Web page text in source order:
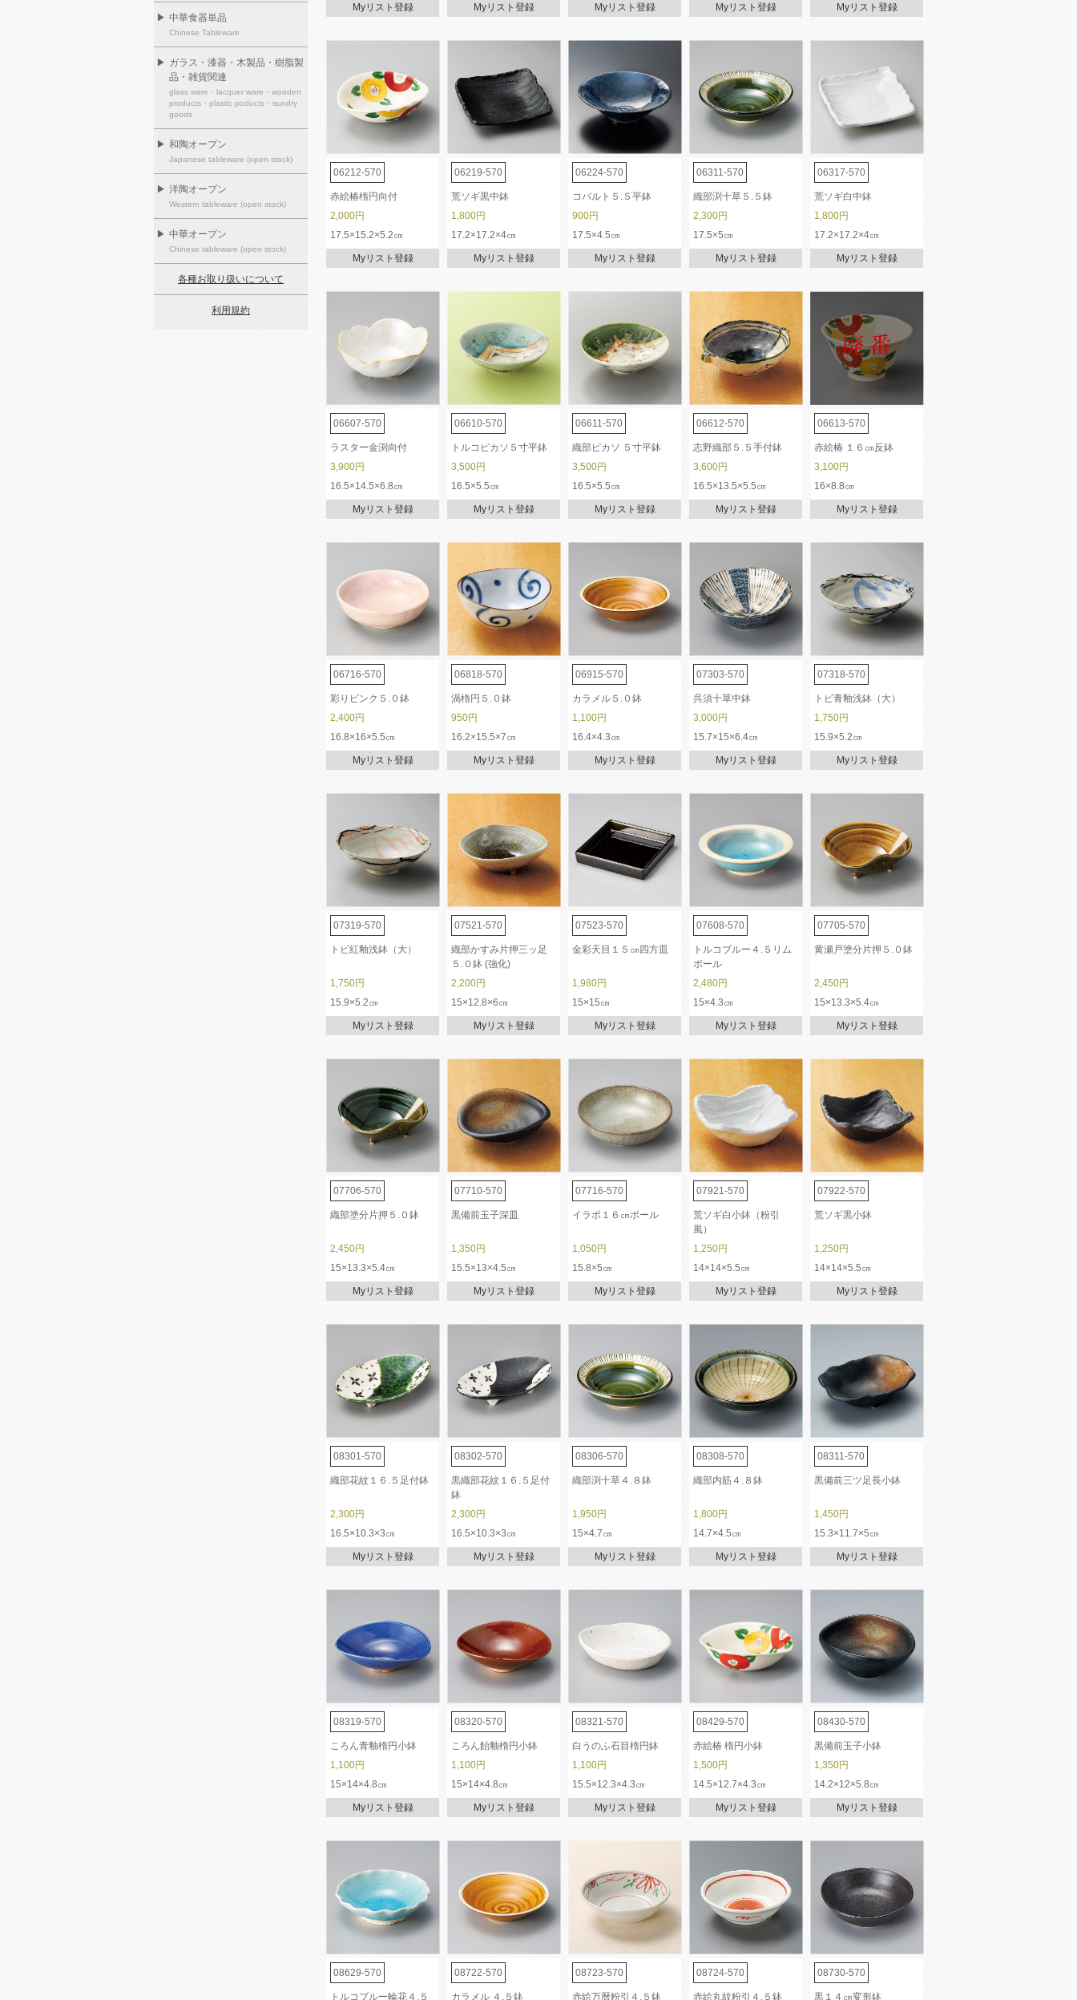
▶ 中華食器単品
Chinese Tableware
▶ ガラス・漆器・木製品・樹脂製
品・雑貨関連
glass ware・lacquer ware・wooden
products・plastic poducts・sundry
goods
▶ 和陶オープン
Japanese tableware (open stock)
▶ 洋陶オープン
Western tableware (open stock)
▶ 中華オープン
Chinese tableware (open stock)
各種お取り扱いについて
利用規約
Myリスト登録 Myリスト登録 Myリスト登録 Myリスト登録 Myリスト登録
06212-570 06219-570 06224-570 06311-570 06317-570
赤絵椿楕円向付 荒ソギ黒中鉢 コバルト５.５平鉢 織部渕十草５.５鉢
荒ソギ白中鉢
2,000円
1,800円 900円 2,300円
1,800円
17.5×15.2×5.2㎝
17.2×17.2×4㎝ 17.5×4.5㎝ 17.5×5㎝ 17.2×17.2×4㎝
Myリスト登録 Myリスト登録 Myリスト登録 Myリスト登録 Myリスト登録
06607-570 06610-570 06611-570 06612-570 06613-570
ラスター金渕向付 トルコピカソ５寸平鉢 織部ピカソ ５寸平鉢 志野織部５.５手付鉢
赤絵椿 １６㎝反鉢
3,900円
3,500円 3,500円 3,600円
3,100円
16.5×14.5×6.8㎝
16.5×5.5㎝ 16.5×5.5㎝ 16.5×13.5×5.5㎝ 16×8.8㎝
Myリスト登録 Myリスト登録 Myリスト登録 Myリスト登録 Myリスト登録
06716-570 06818-570 06915-570 07303-570 07318-570
彩りピンク５.０鉢 渦楕円５.０鉢 カラメル５.０鉢 呉須十草中鉢
トビ青釉浅鉢（大）
2,400円
950円 1,100円 3,000円
1,750円
16.8×16×5.5㎝
16.2×15.5×7㎝ 16.4×4.3㎝ 15.7×15×6.4㎝ 15.9×5.2㎝
Myリスト登録 Myリスト登録 Myリスト登録 Myリスト登録 Myリスト登録
07319-570 07521-570 07523-570 07608-570 07705-570
トビ紅釉浅鉢（大）
織部かすみ片押三ッ足
５.０鉢 (強化)
金彩天目１５㎝四方皿
トルコブルー４.５リム
ボール
黄瀬戸塗分片押５.０鉢
1,750円 2,200円 1,980円 2,480円
2,450円
15.9×5.2㎝
15×12.8×6㎝ 15×15㎝ 15×4.3㎝ 15×13.3×5.4㎝
Myリスト登録 Myリスト登録 Myリスト登録 Myリスト登録 Myリスト登録
07706-570 07710-570 07716-570 07921-570 07922-570
織部塗分片押５.０鉢 黒備前玉子深皿 イラボ１６㎝ボール
荒ソギ白小鉢（粉引
風）
荒ソギ黒小鉢
2,450円 1,350円 1,050円 1,250円
1,250円
15×13.3×5.4㎝
15.5×13×4.5㎝ 15.8×5㎝ 14×14×5.5㎝ 14×14×5.5㎝
Myリスト登録 Myリスト登録 Myリスト登録 Myリスト登録 Myリスト登録
08301-570 08302-570 08306-570 08308-570 08311-570
織部花紋１６.５足付鉢
黒織部花紋１６.５足付
鉢
織部渕十草４.８鉢 織部内筋４.８鉢 黒備前三ツ足長小鉢
2,300円 2,300円 1,950円 1,800円
1,450円
16.5×10.3×3㎝
16.5×10.3×3㎝ 15×4.7㎝ 14.7×4.5㎝ 15.3×11.7×5㎝
Myリスト登録 Myリスト登録 Myリスト登録 Myリスト登録 Myリスト登録
08319-570 08320-570 08321-570 08429-570 08430-570
ころん青釉楕円小鉢 ころん飴釉楕円小鉢 白うのふ石目楕円鉢 赤絵椿 楕円小鉢
黒備前玉子小鉢
1,100円
1,100円 1,100円 1,500円
1,350円
15×14×4.8㎝
15×14×4.8㎝ 15.5×12.3×4.3㎝ 14.5×12.7×4.3㎝ 14.2×12×5.8㎝
Myリスト登録 Myリスト登録 Myリスト登録 Myリスト登録 Myリスト登録
08629-570 08722-570 08723-570 08724-570 08730-570
トルコブルー輪花４.５ カラメル ４.５鉢 赤絵万暦粉引４.５鉢 赤絵丸紋粉引４.５鉢 黒１４㎝変形鉢